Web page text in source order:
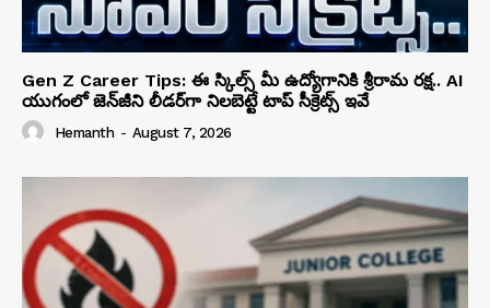
Gen Z Career Tips: ఈ స్కిల్స్ మీ ఉద్యోగానికి శ్రీరామ రక్ష.. AI
యుగంలో జెన్‌జీని లీడర్‌గా నిలబెట్టే టాప్ సీక్రెట్స్ ఇవే
Hemanth - August 7, 2026